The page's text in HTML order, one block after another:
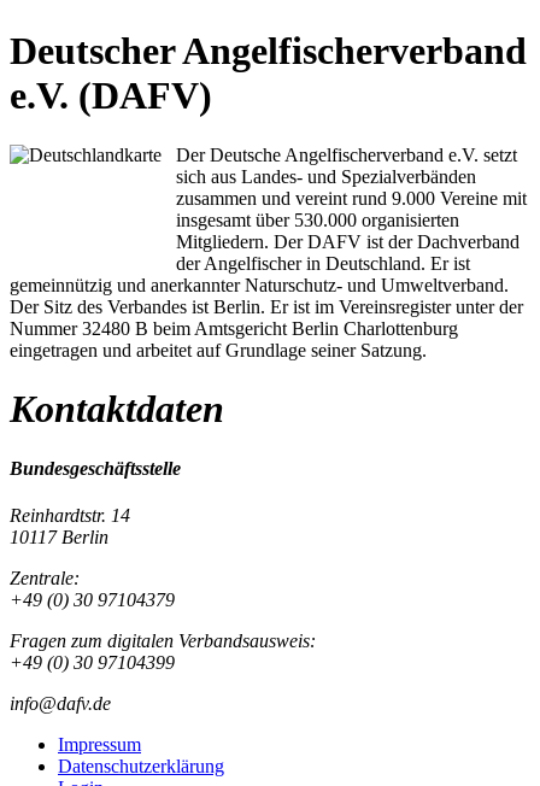
Deutscher Angelfischerverband
e.V. (DAFV)
Der Deutsche Angelfischerverband e.V. setzt
sich aus Landes- und Spezialverbänden
zusammen und vereint rund 9.000 Vereine mit
insgesamt über 530.000 organisierten
Mitgliedern. Der DAFV ist der Dachverband
der Angelfischer in Deutschland. Er ist
gemeinnützig und anerkannter Naturschutz- und Umweltverband.
Der Sitz des Verbandes ist Berlin. Er ist im Vereinsregister unter der
Nummer 32480 B beim Amtsgericht Berlin Charlottenburg
eingetragen und arbeitet auf Grundlage seiner Satzung.
Kontaktdaten
Bundesgeschäftsstelle
Reinhardtstr. 14
10117 Berlin
Zentrale:
+49 (0) 30 97104379
Fragen zum digitalen Verbandsausweis:
+49 (0) 30 97104399
info@dafv.de
Impressum
Datenschutzerklärung